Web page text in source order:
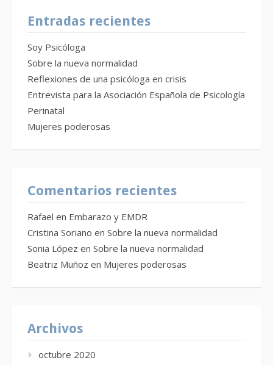
Entradas recientes
Soy Psicóloga
Sobre la nueva normalidad
Reflexiones de una psicóloga en crisis
Entrevista para la Asociación Española de Psicología
Perinatal
Mujeres poderosas
Comentarios recientes
Rafael en Embarazo y EMDR
Cristina Soriano en Sobre la nueva normalidad
Sonia López en Sobre la nueva normalidad
Beatriz Muñoz en Mujeres poderosas
Archivos
octubre 2020